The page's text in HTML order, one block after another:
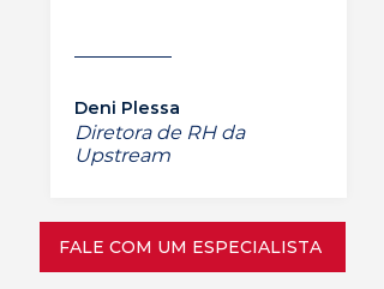
Deni Plessa
Diretora de RH da
Upstream
FALE COM UM ESPECIALISTA